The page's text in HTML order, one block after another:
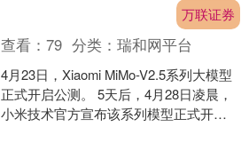
万联证券
查看：79 分类：瑞和网平台
4月23日，Xiaomi MiMo-V2.5系列大模型
正式开启公测。 5天后，4月28日凌晨，
小米技术官方宣布该系列模型正式开